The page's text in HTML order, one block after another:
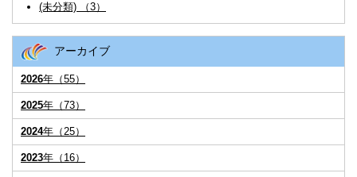
(未分類) （3）
アーカイブ
2026年（55）
2025年（73）
2024年（25）
2023年（16）